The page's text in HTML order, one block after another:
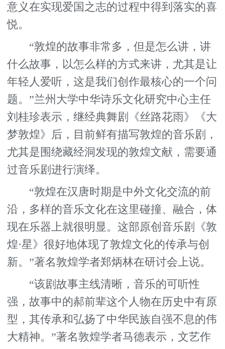
意义在实现爱国之志的过程中得到落实的喜
悦。
“敦煌的故事非常多，但是怎么讲，讲
什么故事，以怎么样的方式来讲，尤其是让
年轻人爱听，这是我们创作最核心的一个问
题。”兰州大学中华诗乐文化研究中心主任
刘桂珍表示，继经典舞剧《丝路花雨》《大
梦敦煌》后，目前鲜有描写敦煌的音乐剧，
尤其是围绕藏经洞发现的敦煌文献，需要通
过音乐剧进行演绎。
“敦煌在汉唐时期是中外文化交流的前
沿，多样的音乐文化在这里碰撞、融合，体
现在乐器上就很明显。这部原创音乐剧《敦
煌·星》很好地体现了敦煌文化的传承与创
新。”著名敦煌学者郑炳林在研讨会上说。
“该剧故事主线清晰，音乐的可听性
强，故事中的郝前辈这个人物在历史中有原
型，其传承和弘扬了中华民族自强不息的伟
大精神。”著名敦煌学者马德表示，文艺作